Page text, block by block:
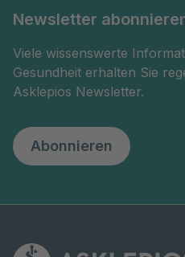
Newsletter
Viele wissenswerte
Gesundheit erhalten Sie
Asklepios Newsletter.
Abonnieren